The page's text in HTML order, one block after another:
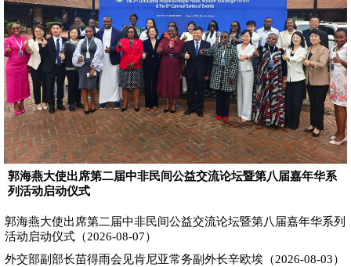
郭海燕大使出席第二届中非民间公益交流论坛暨第八届嘉年华系
列活动启动仪式
郭海燕大使出席第二届中非民间公益交流论坛暨第八届嘉年华系列
活动启动仪式（2026-08-07）
外交部副部长苗得雨会见肯尼亚常务副外长辛欧埃（2026-08-03）